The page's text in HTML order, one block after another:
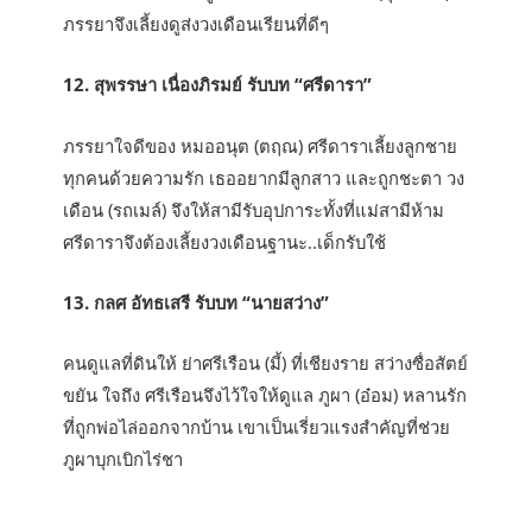
ภรรยาจึงเลี้ยงดูส่งวงเดือนเรียนที่ดีๆ
12. สุพรรษา เนื่องภิรมย์ รับบท “ศรีดารา”
ภรรยาใจดีของ หมออนุต (ตฤณ) ศรีดาราเลี้ยงลูกชาย
ทุกคนด้วยความรัก เธออยากมีลูกสาว และถูกชะตา วง
เดือน (รถเมล์) จึงให้สามีรับอุปการะทั้งที่แม่สามีห้าม
ศรีดาราจึงต้องเลี้ยงวงเดือนฐานะ..เด็กรับใช้
13. กลศ อัทธเสรี รับบท “นายสว่าง”
คนดูแลที่ดินให้ ย่าศรีเรือน (มี้) ที่เชียงราย สว่างซื่อสัตย์
ขยัน ใจถึง ศรีเรือนจึงไว้ใจให้ดูแล ภูผา (อ๋อม) หลานรัก
ที่ถูกพ่อไล่ออกจากบ้าน เขาเป็นเรี่ยวแรงสำคัญที่ช่วย
ภูผาบุกเบิกไร่ชา